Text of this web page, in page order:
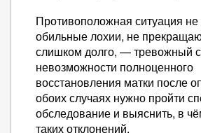
Противоположная ситуация
обильные лохии, не
слишком долго, — тревожный
невозможности полноценного
восстановления матки после
обоих случаях нужно пройти
обследование и выяснить, в
таких отклонений.